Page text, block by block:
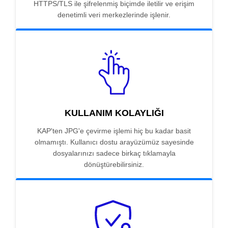
HTTPS/TLS ile şifrelenmiş biçimde iletilir ve erişim
denetimli veri merkezlerinde işlenir.
KULLANIM KOLAYLIĞI
KAP'ten JPG'e çevirme işlemi hiç bu kadar basit
olmamıştı. Kullanıcı dostu arayüzümüz sayesinde
dosyalarınızı sadece birkaç tıklamayla
dönüştürebilirsiniz.